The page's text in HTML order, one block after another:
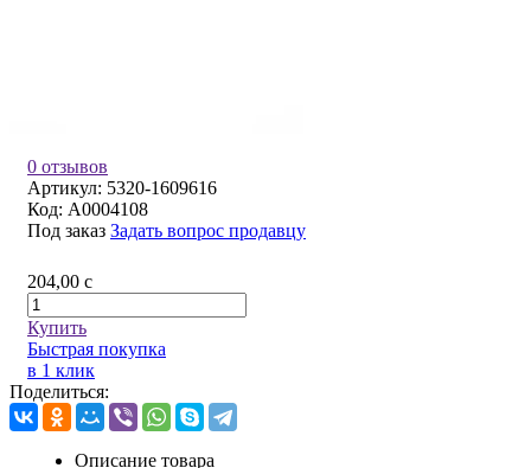
0 отзывов
Артикул: 5320-1609616
Код: A0004108
Под заказ Задать вопрос продавцу
204,00 c
Купить
Быстрая покупка
в 1 клик
Поделиться:
Описание товара